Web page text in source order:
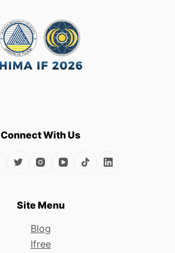
Connect With Us
Site Menu
Blog
Ifree